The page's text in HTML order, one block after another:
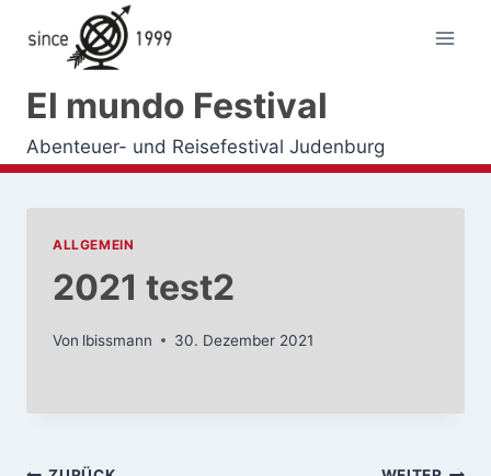
Inhalt
springen
El mundo Festival
Abenteuer- und Reisefestival Judenburg
ALLGEMEIN
2021 test2
Von lbissmann 30. Dezember 2021